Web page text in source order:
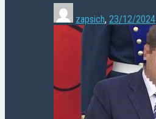
zapsich, 23/12/2024